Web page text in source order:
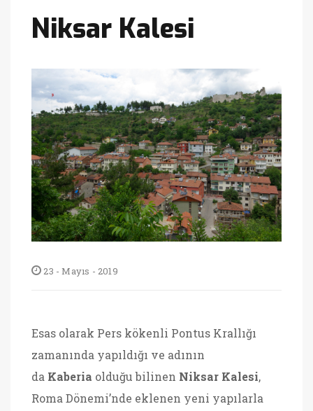
Niksar Kalesi
23 - Mayıs - 2019
Esas olarak Pers kökenli Pontus Krallığı
zamanında yapıldığı ve adının
da Kaberia olduğu bilinen Niksar Kalesi,
Roma Dönemi’nde eklenen yeni yapılarla